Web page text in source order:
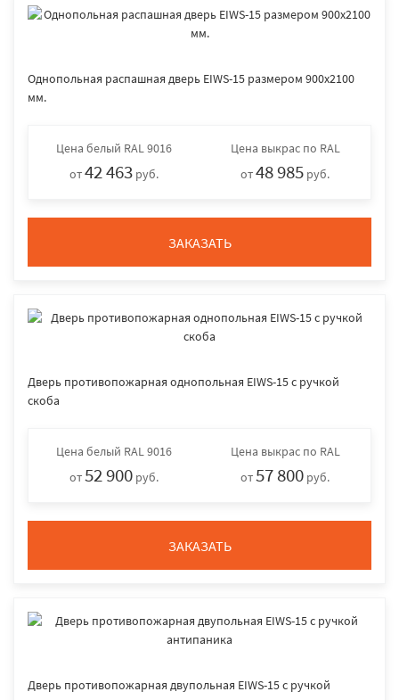
Однопольная распашная дверь EIWS-15 размером 900х2100
мм.
Цена белый RAL 9016
от42 463 руб.
Цена выкрас по RAL
от48 985 руб.
ЗАКАЗАТЬ
Дверь противопожарная однопольная EIWS-15 с ручкой
скоба
Цена белый RAL 9016
от52 900 руб.
Цена выкрас по RAL
от57 800 руб.
ЗАКАЗАТЬ
Дверь противопожарная двупольная EIWS-15 с ручкой